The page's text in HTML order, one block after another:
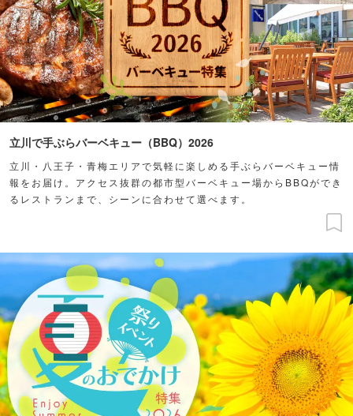
立川で手ぶらバーベキュー（BBQ）2026
立川・八王子・青梅エリアで気軽に楽しめる手ぶらバーベキュー情
報をお届け。アクセス抜群の都市型バーベキュー場からBBQができ
るレストランまで、シーンに合わせて選べます。